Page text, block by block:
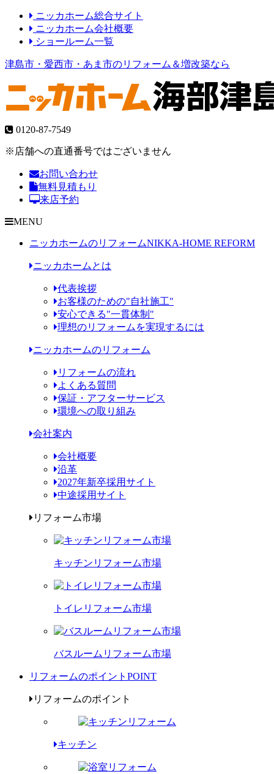
ニッカホーム総合サイト
ニッカホーム会社概要
ショールーム一覧
津島市・愛西市・あま市のリフォーム＆増改築なら
0120-87-7549
※店舗への直通番号ではございません
お問い合わせ
無料見積もり
来店予約
MENU
ニッカホームのリフォームNIKKA-HOME REFORM
ニッカホームとは
代表挨拶
お客様のための"自社施工"
安心できる"一貫体制"
理想のリフォームを実現するには
ニッカホームのリフォーム
リフォームの流れ
よくある質問
保証・アフターサービス
環境への取り組み
会社案内
会社概要
沿革
2027年新卒採用サイト
中途採用サイト
リフォーム市場
キッチンリフォーム市場
トイレリフォーム市場
バスルームリフォーム市場
リフォームのポイント POINT
リフォームのポイント
キッチン